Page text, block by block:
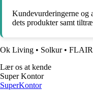
Kundevurderingerne og
dets produkter samt
Ok Living • Solkur• FLAIR
Lær os at kende
Super Kontor
SuperKontor